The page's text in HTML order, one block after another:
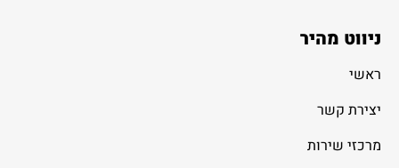
ניווט מהיר
ראשי
יצירת קשר
מרכזי שירות